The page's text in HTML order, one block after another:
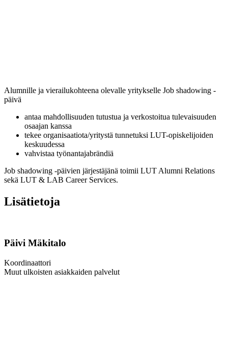
Alumnille ja vierailukohteena olevalle yritykselle Job shadowing -
päivä
antaa mahdollisuuden tutustua ja verkostoitua tulevaisuuden
osaajan kanssa
tekee organisaatiota/yritystä tunnetuksi LUT-opiskelijoiden
keskuudessa
vahvistaa työnantajabrändiä
Job shadowing -päivien järjestäjänä toimii LUT Alumni Relations
sekä LUT & LAB Career Services.
Lisätietoja
Päivi Mäkitalo
Koordinaattori
Muut ulkoisten asiakkaiden palvelut